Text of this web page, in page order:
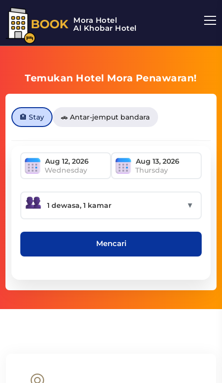
BOOK Mora Hotel
Al Khobar Hotel
Temukan Hotel Mora Penawaran!
🏨 Stay 🚗 Antar-jemput bandara
Wednesday Thursday
▼
Mencari